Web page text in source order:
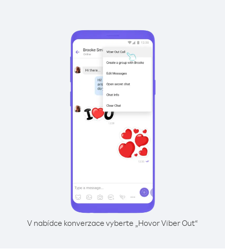
V nabídce konverzace vyberte „Hovor Viber Out“